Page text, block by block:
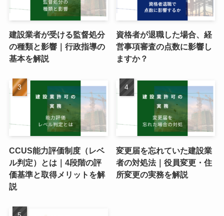
建設業者が受ける監督処分
の種類と影響｜行政指導の
基本を解説
資格者が退職した場合、経
営事項審査の点数に影響し
ますか？
CCUS能力評価制度（レベ
ル判定）とは｜4段階の評
価基準と取得メリットを解
説
変更届を忘れていた建設業
者の対処法｜役員変更・住
所変更の実務を解説